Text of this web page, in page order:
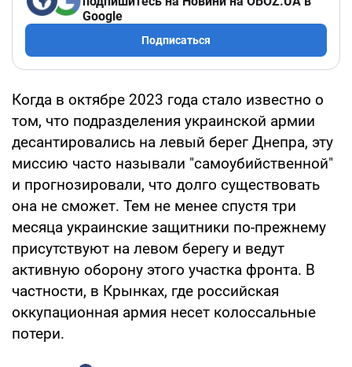
Google
Подписаться
Когда в октябре 2023 года стало известно о
том, что подразделения украинской армии
десантировались на левый берег Днепра, эту
миссию часто называли "самоубийственной"
и прогнозировали, что долго существовать
она не сможет. Тем не менее спустя три
месяца украинские защитники по-прежнему
присутствуют на левом берегу и ведут
активную оборону этого участка фронта. В
частности, в Крынках, где российская
оккупационная армия несет колоссальные
потери.